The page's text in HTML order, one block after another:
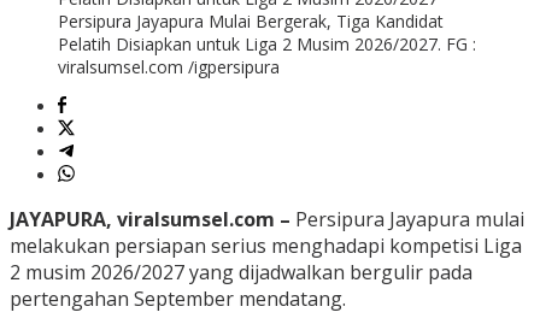
Persipura Jayapura Mulai Bergerak, Tiga Kandidat
Pelatih Disiapkan untuk Liga 2 Musim 2026/2027. FG :
viralsumsel.com /igpersipura
JAYAPURA, viralsumsel.com – Persipura Jayapura mulai
melakukan persiapan serius menghadapi kompetisi Liga
2 musim 2026/2027 yang dijadwalkan bergulir pada
pertengahan September mendatang.